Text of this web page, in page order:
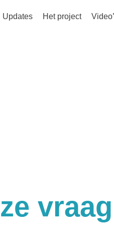
Updates Het project Video’s